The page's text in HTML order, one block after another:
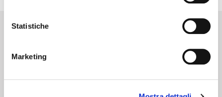
Statistiche
Marketing
Chi siamo
Lavora con noi
Download